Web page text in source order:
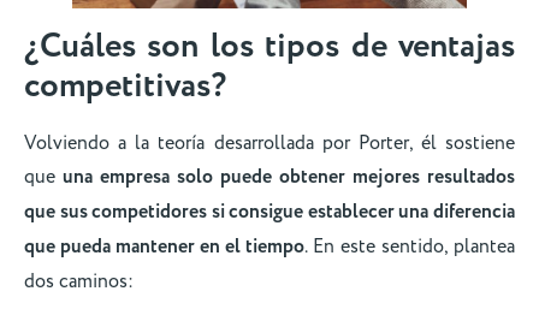
¿Cuáles son los tipos de ventajas
competitivas?
Volviendo a la teoría desarrollada por Porter, él sostiene
que una empresa solo puede obtener mejores resultados
que sus competidores si consigue establecer una diferencia
que pueda mantener en el tiempo. En este sentido, plantea
dos caminos: